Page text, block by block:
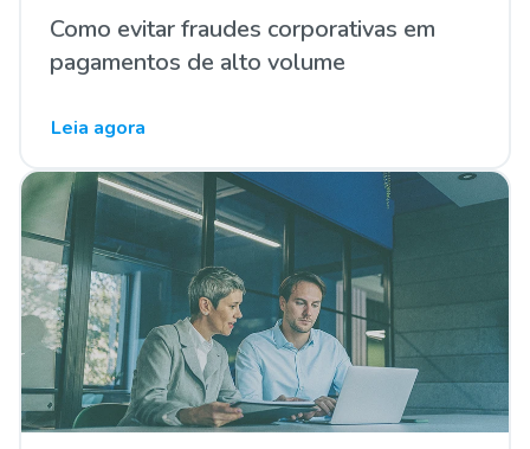
Como evitar fraudes corporativas em
pagamentos de alto volume
Leia agora